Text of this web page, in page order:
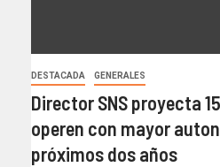
DESTACADA GENERALES
Director SNS proyecta
operen con mayor
próximos dos años